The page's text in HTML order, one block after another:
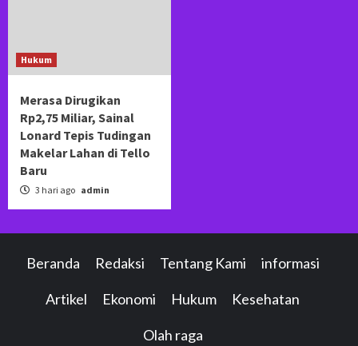
Hukum
Merasa Dirugikan
Rp2,75 Miliar, Sainal
Lonard Tepis Tudingan
Makelar Lahan di Tello
Baru
3 hari ago admin
Beranda Redaksi Tentang Kami informasi
Artikel Ekonomi Hukum Kesehatan
Olah raga